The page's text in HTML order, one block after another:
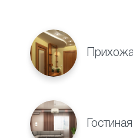
прекрасно
Гостиная